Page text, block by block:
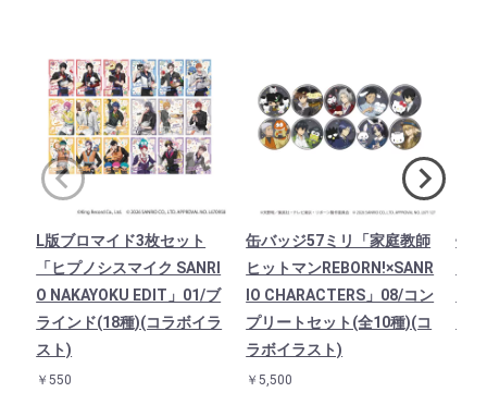
L版ブロマイド3枚セット
「ヒプノシスマイク SANRI
O NAKAYOKU EDIT」01/ブ
ラインド(18種)(コラボイラ
スト)
￥550
缶バッジ57ミリ「家庭教師
ヒットマンREBORN!×SANR
IO CHARACTERS」08/コン
プリートセット(全10種)(コ
ラボイラスト)
￥5,500
缶